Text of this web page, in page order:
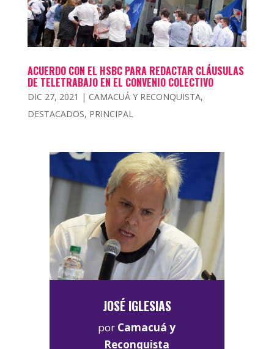
ACUERDO CON EL HSBC PARA REDACTAR CLÁUSULAS
DE TELETRABAJO EN EL CONVENIO COLECTIVO
DIC 27, 2021 | CAMACUÁ Y RECONQUISTA,
DESTACADOS, PRINCIPAL
JOSÉ IGLESIAS
por Camacuá y
Reconquista